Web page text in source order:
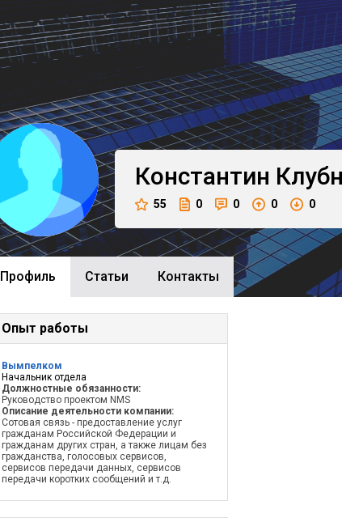
Константин
55 0 0 0 0
Профиль Cтатьи Контакты
Опыт работы
Вымпелком
Начальник отдела
Должностные обязанности:
Руководство проектом NMS
Описание деятельности компании:
Сотовая связь - предоставление услуг
гражданам Российской Федерации и
гражданам других стран, а также лицам без
гражданства, голосовых сервисов,
сервисов передачи данных, сервисов
передачи коротких сообщений и т.д.